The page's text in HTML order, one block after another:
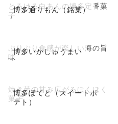
博多通りもん（銘菓）
とろける白あんの博多定番菓
子
博多いかしゅうまい
ぷりぷり食感が楽しい海の旨
味
博多ぽてと（スイートポ
テト）
焼き芋の甘み広がるほくほく
菓子